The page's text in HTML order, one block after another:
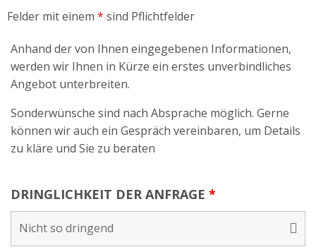
Felder mit einem * sind Pflichtfelder
Anhand der von Ihnen eingegebenen Informationen,
werden wir Ihnen in Kürze ein erstes unverbindliches
Angebot unterbreiten.
Sonderwünsche sind nach Absprache möglich. Gerne
können wir auch ein Gespräch vereinbaren, um Details
zu kläre und Sie zu beraten
DRINGLICHKEIT DER ANFRAGE *